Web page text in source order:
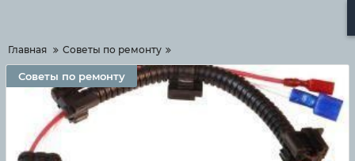
Главная Советы по ремонту
Советы по ремонту